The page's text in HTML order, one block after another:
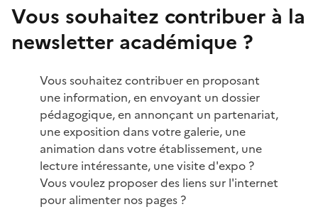
Vous souhaitez contribuer à la
newsletter académique ?
Vous souhaitez contribuer en proposant
une information, en envoyant un dossier
pédagogique, en annonçant un partenariat,
une exposition dans votre galerie, une
animation dans votre établissement, une
lecture intéressante, une visite d'expo ?
Vous voulez proposer des liens sur l'internet
pour alimenter nos pages ?